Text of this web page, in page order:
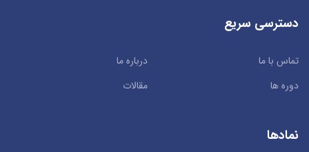
دسترسی سریع
تماس با ما
درباره ما
دوره ها
مقالات
نمادها